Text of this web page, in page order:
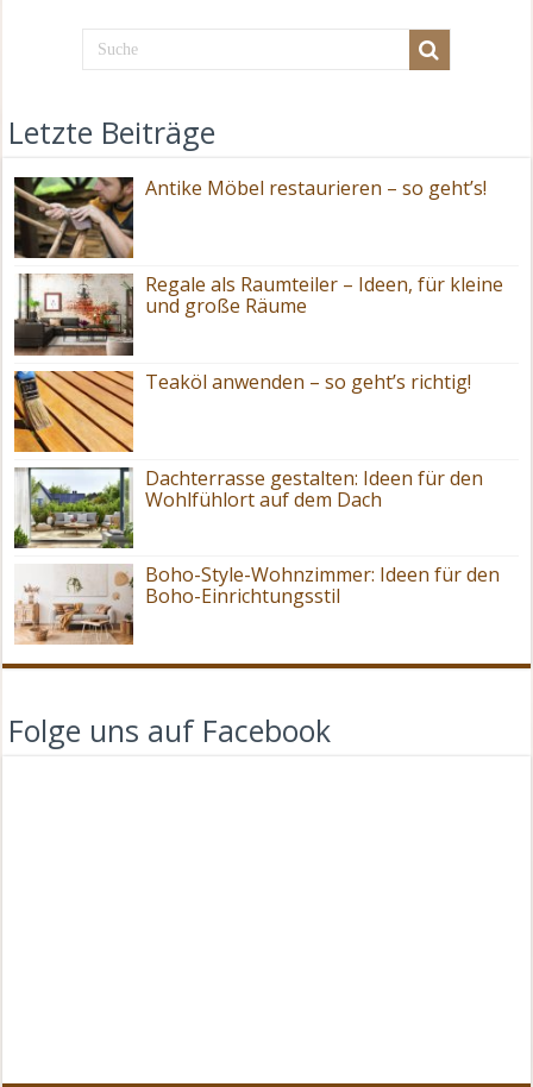
Letzte Beiträge
Antike Möbel restaurieren – so geht’s!
Regale als Raumteiler – Ideen, für kleine
und große Räume
Teaköl anwenden – so geht’s richtig!
Dachterrasse gestalten: Ideen für den
Wohlfühlort auf dem Dach
Boho-Style-Wohnzimmer: Ideen für den
Boho-Einrichtungsstil
Folge uns auf Facebook